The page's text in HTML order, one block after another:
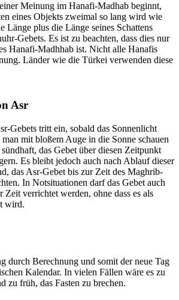
Meinung im Hanafi-Madhab beginnt,
eines Objekts zweimal so lang wird wie
Länge plus die Länge seines Schattens
Gebets. Es ist zu beachten, dass dies nur
Hanafi-Madhhab ist. Nicht alle Hanafis
Länder wie die Türkei verwenden diese
Asr
Gebets tritt ein, sobald das Sonnenlicht
mit bloßem Auge in die Sonne schauen
das Gebet über diesen Zeitpunkt
Es bleibt jedoch auch nach Ablauf dieser
das Asr-Gebet bis zur Zeit des Maghrib-
In Notsituationen darf das Gebet auch
Zeit verrichtet werden, ohne dass es als
wird.
durch Berechnung und somit der neue Tag
Kalendar. In vielen Fällen wäre es zu
zu früh, das Fasten zu brechen.